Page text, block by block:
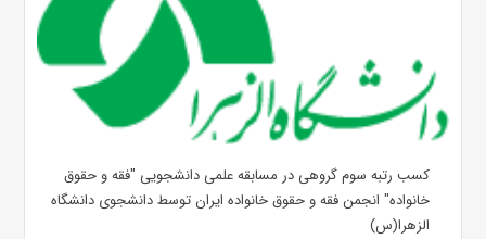
کسب رتبه سوم گروهی در مسابقه علمی دانشجویی "فقه و حقوق
خانواده" انجمن فقه و حقوق خانواده ایران توسط دانشجوی دانشگاه
الزهرا(س)